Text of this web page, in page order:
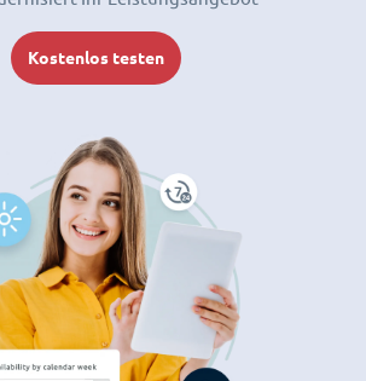
Kostenlos testen